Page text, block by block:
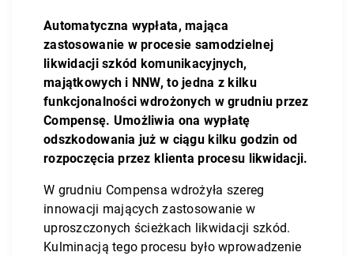
Automatyczna wypłata, mająca
zastosowanie w procesie samodzielnej
likwidacji szkód komunikacyjnych,
majątkowych i NNW, to jedna z kilku
funkcjonalności wdrożonych w grudniu przez
Compensę. Umożliwia ona wypłatę
odszkodowania już w ciągu kilku godzin od
rozpoczęcia przez klienta procesu likwidacji.
W grudniu Compensa wdrożyła szereg
innowacji mających zastosowanie w
uproszczonych ścieżkach likwidacji szkód.
Kulminacją tego procesu było wprowadzenie